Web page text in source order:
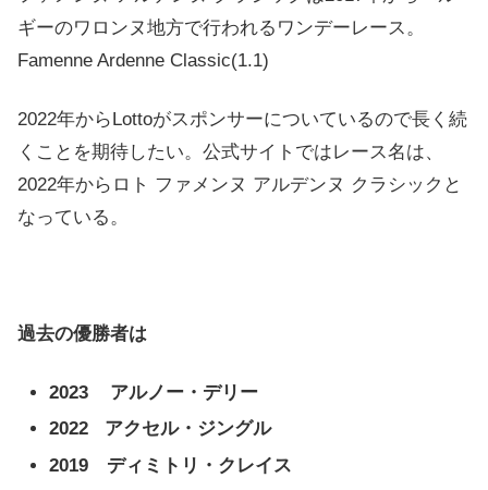
ギーのワロンヌ地方で行われるワンデーレース。
Famenne Ardenne Classic(1.1)
2022年からLottoがスポンサーについているので長く続
くことを期待したい。公式サイトではレース名は、
2022年からロト ファメンヌ アルデンヌ クラシックと
なっている。
過去の優勝者は
2023 アルノー・デリー
2022 アクセル・ジングル
2019 ディミトリ・クレイス